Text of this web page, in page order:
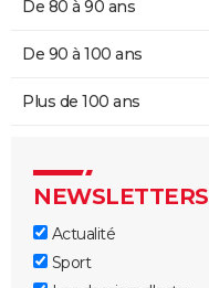
De 80 à 90 ans
De 90 à 100 ans
Plus de 100 ans
NEWSLETTERS
Actualité
Sport